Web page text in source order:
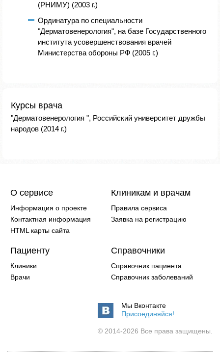
(РНИМУ) (2003 г.)
Ординатура по специальности
"Дерматовенерология", на базе Государственного
института усовершенствования врачей
Министерства обороны РФ (2005 г.)
Курсы врача
"Дерматовенерология ", Российский университет дружбы
народов (2014 г.)
О сервисе
Информация о проекте
Контактная информация
HTML карты сайта
Клиникам и врачам
Правила сервиса
Заявка на регистрацию
Пациенту
Клиники
Врачи
Справочники
Справочник пациента
Справочник заболеваний
Мы Вконтакте
Присоединяйся!
© 2014-2026 Все права защищены.